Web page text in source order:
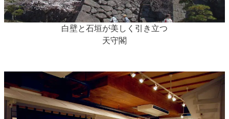
白壁と石垣が美しく引き立つ
天守閣